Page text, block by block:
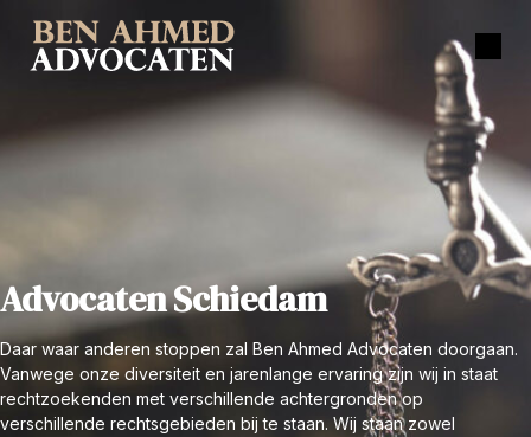
Advocaten Schiedam
Daar waar anderen stoppen zal Ben Ahmed Advocaten doorgaan.
Vanwege onze diversiteit en jarenlange ervaring zijn wij in staat
rechtzoekenden met verschillende achtergronden op
verschillende rechtsgebieden bij te staan. Wij staan zowel